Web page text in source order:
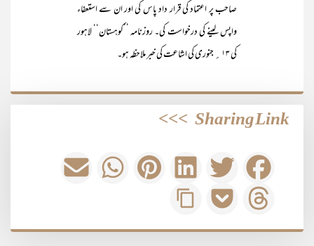
صاحب پر اعتماد کی قرار داد پاس کی اور ان سے استعفاء
واپس لینے کی درخواست کی۔ روزنامہ ’’کوہستان‘‘ لاہور
کی ۱۳؍ جنوری کی اشاعت کی خبر ملاحظہ ہو۔
Sharing Link
>>>